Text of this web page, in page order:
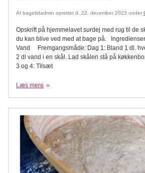
Af bagetidadmin oprettet d. 22. december 2023 under
Opskrift på hjemmelavet surdej med rug til de
du kan blive ved med at bage på.
Vand Fremgangsmåde: Dag 1: Bland 1 dl.
2 dl vand i en skål. Lad skålen stå på
3 og 4: Tilsæt
Læs mere